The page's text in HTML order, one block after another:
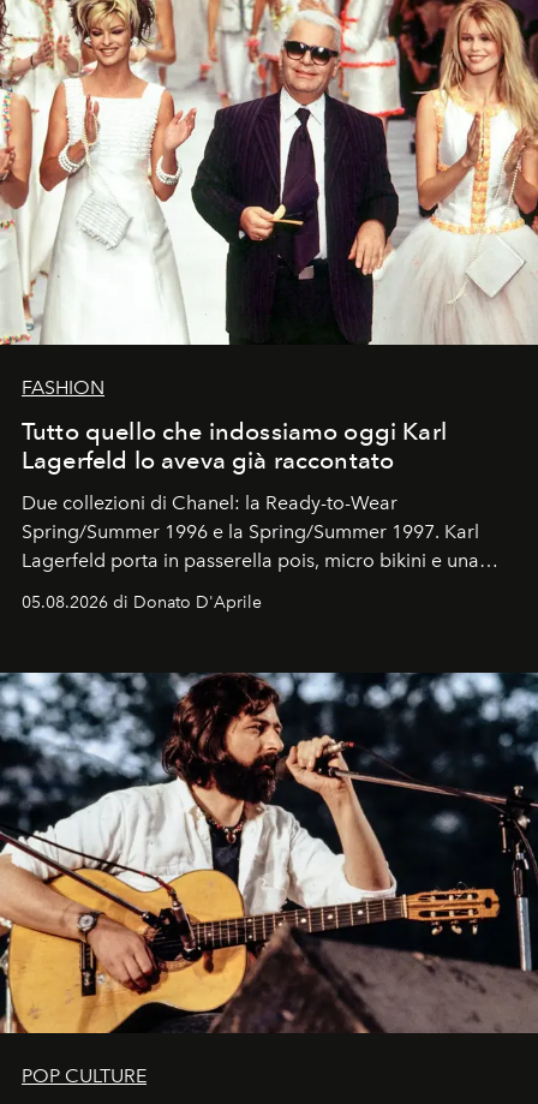
FASHION
Tutto quello che indossiamo oggi Karl
Lagerfeld lo aveva già raccontato
Due collezioni di Chanel: la Ready-to-Wear
Spring/Summer 1996 e la Spring/Summer 1997. Karl
Lagerfeld porta in passerella pois, micro bikini e una
logomania pensata per la spiaggia
Kate, Claudia e Carla una dietro l'altra. Trent'anni dopo,
uno dei documenti più contemporanei che abbiamo.
05.08.2026 di Donato D'Aprile
POP CULTURE